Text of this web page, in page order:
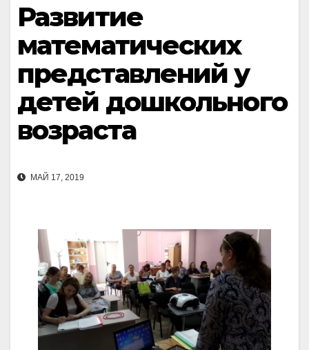
Развитие
математических
представлений у
детей дошкольного
возраста
МАЙ 17, 2019